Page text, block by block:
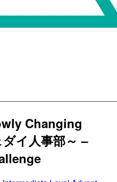
Changing
イ人事部～ –